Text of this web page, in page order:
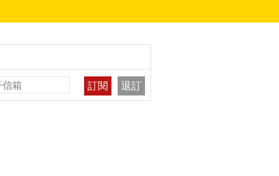
訂閱 退訂